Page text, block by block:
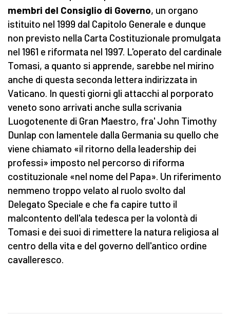
membri del Consiglio di Governo, un organo
istituito nel 1999 dal Capitolo Generale e dunque
non previsto nella Carta Costituzionale promulgata
nel 1961 e riformata nel 1997. L'operato del cardinale
Tomasi, a quanto si apprende, sarebbe nel mirino
anche di questa seconda lettera indirizzata in
Vaticano. In questi giorni gli attacchi al porporato
veneto sono arrivati anche sulla scrivania
Luogotenente di Gran Maestro, fra' John Timothy
Dunlap con lamentele dalla Germania su quello che
viene chiamato «il ritorno della leadership dei
professi» imposto nel percorso di riforma
costituzionale «nel nome del Papa». Un riferimento
nemmeno troppo velato al ruolo svolto dal
Delegato Speciale e che fa capire tutto il
malcontento dell'ala tedesca per la volontà di
Tomasi e dei suoi di rimettere la natura religiosa al
centro della vita e del governo dell'antico ordine
cavalleresco.